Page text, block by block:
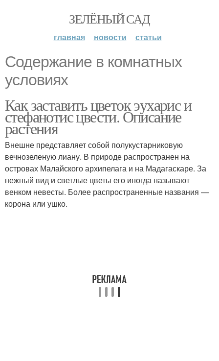
ЗЕЛЁНЫЙ САД
главная новости статьи
Содержание в комнатных
условиях
Как заставить цветок эухарис и
стефанотис цвести. Описание
растения
Внешне представляет собой полукустарниковую
вечнозеленую лиану. В природе распространен на
островах Малайского архипелага и на Мадагаскаре. За
нежный вид и светлые цветы его иногда называют
венком невесты. Более распространенные названия —
корона или ушко.